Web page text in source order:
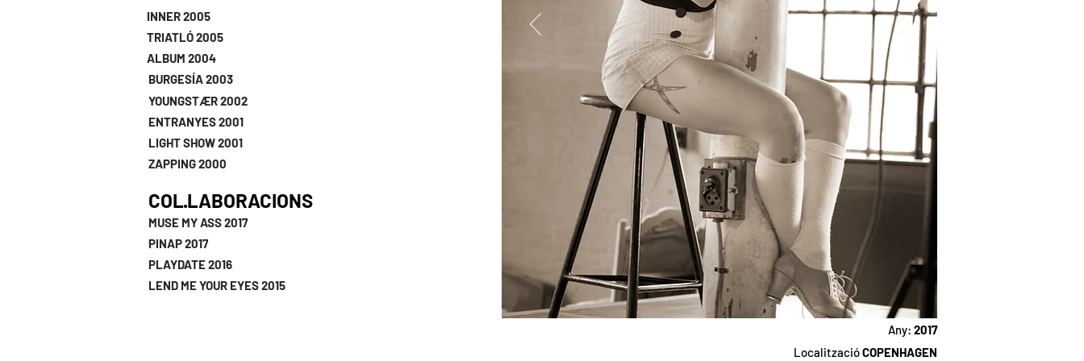
INNER 2005
TRIATLÓ 2005
ALBUM 2004
BURGESÍA 2003
YOUNGSTÆR 2002
ENTRANYES 2001
LIGHT SHOW 2001
ZAPPING 2000
COL·LABORACIONS
MUSE MY ASS 2017
PINAP 2017
PLAYDATE 2016
LEND ME YOUR EYES 2015
Any: 2017
LocalitzacióCOPENHAGEN